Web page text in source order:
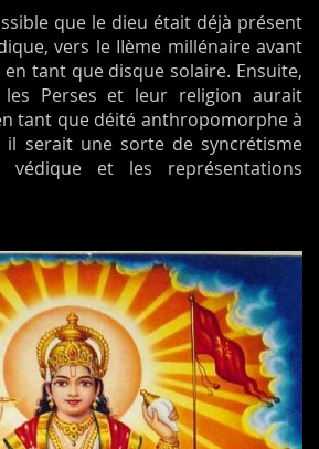
que le dieu était déjà présent
vers le IIème millénaire avant
en tant que disque solaire. Ensuite,
les Perses et leur religion aurait
tant que déité anthropomorphe à
il serait une sorte de syncrétisme
et les représentations